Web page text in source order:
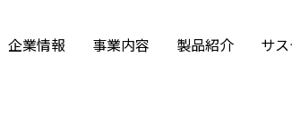
企業情報 事業内容 製品紹介 サ